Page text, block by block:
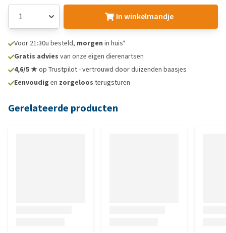
In winkelmandje
Voor 21:30u besteld, morgen in huis*
Gratis advies van onze eigen dierenartsen
4,6/5 ★op Trustpilot - vertrouwd door duizenden baasjes
Eenvoudig en zorgeloos terugsturen
Gerelateerde producten